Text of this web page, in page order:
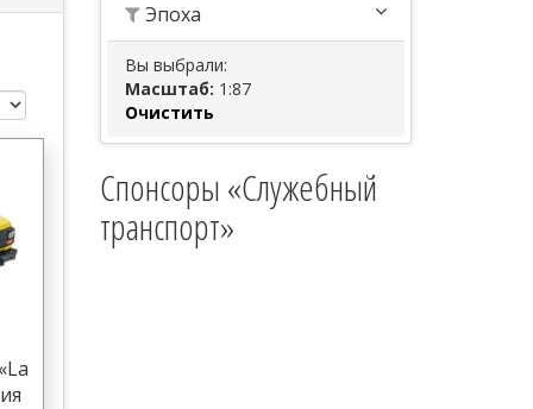
Эпоха
Вы выбрали:
Масштаб: 1:87
Очистить
Спонсоры «Служебный
транспорт»